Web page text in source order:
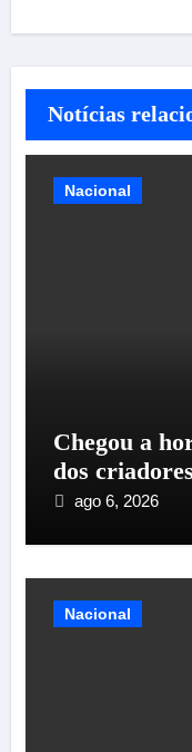
Notícias
Nacional
Chegou a
dos
ago 6, 2026
Nacional